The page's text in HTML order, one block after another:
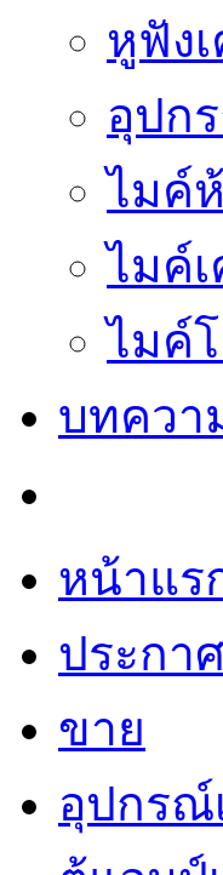
หูฟัง
อุปก
ไมค์
ไมค์
ไมค์
บทควา
หน้าแร
ประกา
ขาย
อุปกรณ์